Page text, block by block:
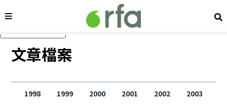
內容分類 搜
文章檔案
1998 1999 2000 2001 2002 2003